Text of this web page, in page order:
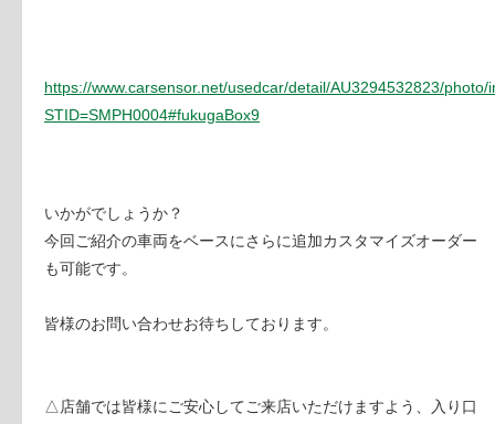
https://www.carsensor.net/usedcar/detail/AU3294532823/photo/
STID=SMPH0004#fukugaBox9
いかがでしょうか？
今回ご紹介の車両をベースにさらに追加カスタマイズオーダー
も可能です。
皆様のお問い合わせお待ちしております。
△店舗では皆様にご安心してご来店いただけますよう、入り口